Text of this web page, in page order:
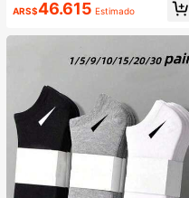
ARS$46.615 Estimado